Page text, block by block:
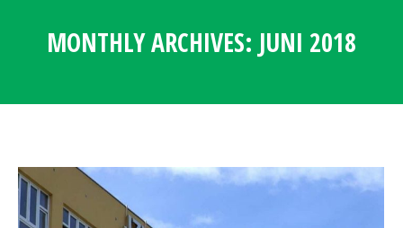
MONTHLY ARCHIVES: JUNI 2018